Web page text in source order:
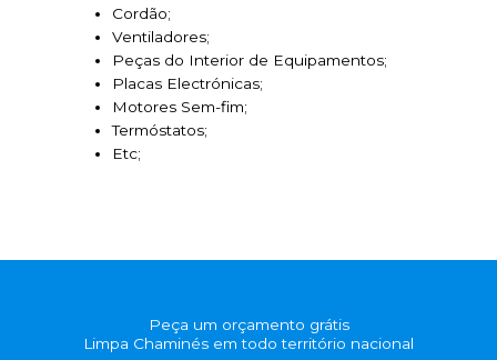
Cordão;
Ventiladores;
Peças do Interior de Equipamentos;
Placas Electrónicas;
Motores Sem-fim;
Termóstatos;
Etc;
Peça um orçamento grátis
Limpa Chaminés em todo território nacional